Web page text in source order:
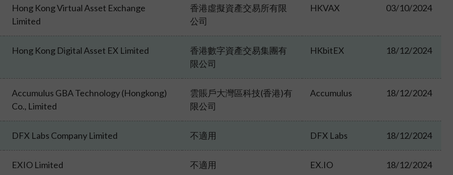
Hong Kong Virtual Asset Exchange
Limited
香港虛擬資產交易所有限
公司
HKVAX 03/10/2024
Hong Kong Digital Asset EX Limited
香港數字資產交易集團有
限公司
HKbitEX 18/12/2024
Accumulus GBA Technology (Hongkong)
Co., Limited
雲賬戶大灣區科技(香港)有
限公司
Accumulus 18/12/2024
DFX Labs Company Limited 不適用 DFX Labs 18/12/2024
EXIO Limited 不適用 EX.IO 18/12/2024